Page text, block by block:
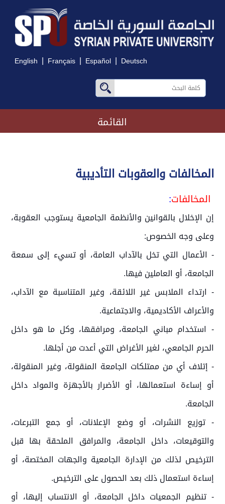
English | Français | Español | Deutsch
القائمة
المخالفات والعقوبات التأديبية
المخالفات:
إن الإخلال بالقوانين والأنظمة الجامعية يستوجب العقوبة،
وعلى وجه الخصوص:
- الأعمال التي تخل بالآداب العامة، أو تسيء إلى سمعة
الجامعة، أو العاملين فيها.
- ارتداء الملابس غير اللائقة، وغير المتناسبة مع الآداب،
والأعراف الأكاديمية، والاجتماعية.
- استخدام مباني الجامعة، ومرافقها، وكل ما هو داخل
الحرم الجامعي، لغير الأغراض التي أعدت من أجلها.
- إتلاف أي من ممتلكات الجامعة المنقولة، وغير المنقولة،
أو إساءة استعمالها، أو الأضرار بالأجهزة والمواد داخل
الجامعة.
- توزيع النشرات، أو وضع الإعلانات، أو جمع التبرعات،
والتوقيعات، داخل الجامعة، والمرافق الملحقة بها قبل
الترخيص لذلك من الإدارة الجامعية والجهات المختصة، أو
إساءة استعمال ذلك بعد الحصول على الترخيص.
- تنظيم الجمعيات داخل الجامعة، أو الانتساب إليها، أو